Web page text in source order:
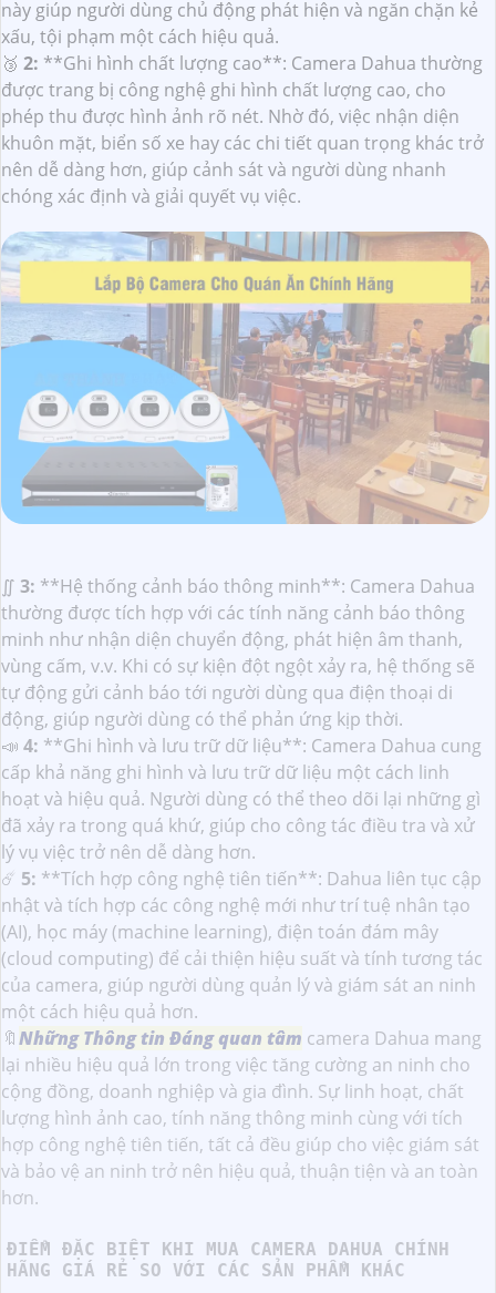
này giúp người dùng chủ động phát hiện và ngăn chặn kẻ
xấu, tội phạm một cách hiệu quả.
🥉 2: **Ghi hình chất lượng cao**: Camera Dahua thường
được trang bị công nghệ ghi hình chất lượng cao, cho
phép thu được hình ảnh rõ nét. Nhờ đó, việc nhận diện
khuôn mặt, biển số xe hay các chi tiết quan trọng khác trở
nên dễ dàng hơn, giúp cảnh sát và người dùng nhanh
chóng xác định và giải quyết vụ việc.
∬ 3: **Hệ thống cảnh báo thông minh**: Camera Dahua
thường được tích hợp với các tính năng cảnh báo thông
minh như nhận diện chuyển động, phát hiện âm thanh,
vùng cấm, v.v. Khi có sự kiện đột ngột xảy ra, hệ thống sẽ
tự động gửi cảnh báo tới người dùng qua điện thoại di
động, giúp người dùng có thể phản ứng kịp thời.
📣 4: **Ghi hình và lưu trữ dữ liệu**: Camera Dahua cung
cấp khả năng ghi hình và lưu trữ dữ liệu một cách linh
hoạt và hiệu quả. Người dùng có thể theo dõi lại những gì
đã xảy ra trong quá khứ, giúp cho công tác điều tra và xử
lý vụ việc trở nên dễ dàng hơn.
☄️ 5: **Tích hợp công nghệ tiên tiến**: Dahua liên tục cập
nhật và tích hợp các công nghệ mới như trí tuệ nhân tạo
(AI), học máy (machine learning), điện toán đám mây
(cloud computing) để cải thiện hiệu suất và tính tương tác
của camera, giúp người dùng quản lý và giám sát an ninh
một cách hiệu quả hơn.
🔖Những Thông tin Đáng quan tâm camera Dahua mang
lại nhiều hiệu quả lớn trong việc tăng cường an ninh cho
cộng đồng, doanh nghiệp và gia đình. Sự linh hoạt, chất
lượng hình ảnh cao, tính năng thông minh cùng với tích
hợp công nghệ tiên tiến, tất cả đều giúp cho việc giám sát
và bảo vệ an ninh trở nên hiệu quả, thuận tiện và an toàn
hơn.
ĐIỂM ĐẶC BIỆT KHI MUA CAMERA DAHUA CHÍNH
HÃNG GIÁ RẺ SO VỚI CÁC SẢN PHẨM KHÁC